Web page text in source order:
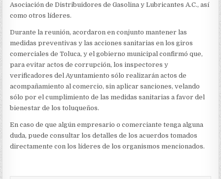
Asociación de Distribuidores de Gasolina y Lubricantes A.C., así
como otros líderes.
Durante la reunión, acordaron en conjunto mantener las
medidas preventivas y las acciones sanitarias en los giros
comerciales de Toluca, y el gobierno municipal confirmó que,
para evitar actos de corrupción, los inspectores y
verificadores del Ayuntamiento sólo realizarán actos de
acompañamiento al comercio, sin aplicar sanciones, velando
sólo por el cumplimiento de las medidas sanitarias a favor del
bienestar de los toluqueños.
En caso de que algún empresario o comerciante tenga alguna
duda, puede consultar los detalles de los acuerdos tomados
directamente con los líderes de los organismos mencionados.